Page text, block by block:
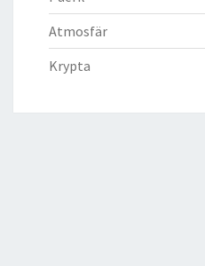
Atmosfär
Krypta